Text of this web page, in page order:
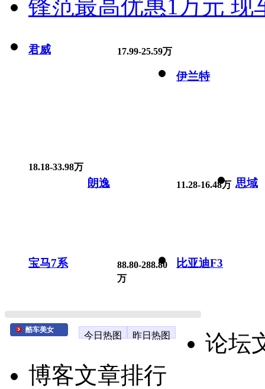
锋范最高优惠1万元 现
君威 17.99-25.59万
伊兰特
18.18-33.98万
朗逸 11.28-16.48万 思域
宝马7系
88.80-288.80
万
比亚迪F3
酷车美女
今日热图 昨日热图
论坛
博客文章排行